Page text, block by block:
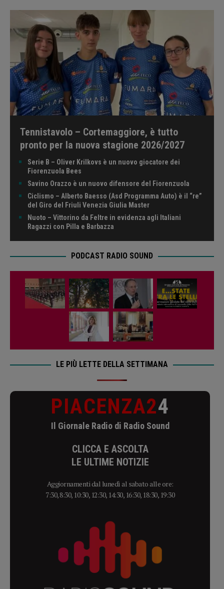
Tennistavolo – Cortemaggiore, è tutto
pronto per la nuova stagione 2026/2027
Serie B – Oliver Krilkovs è un nuovo giocatore dei
Fiorenzuola Bees
Savino Orazzo è un nuovo difensore del Fiorenzuola
Ciclismo – Alberto Baesso (Asd Programma Auto) è il “re”
del Giro del Friuli Venezia Giulia Master
Nuoto – Vittorino da Feltre in evidenza agli Italiani
Ragazzi con Pilla e Barbazza
PODCAST RADIO SOUND
LE PIÙ LETTE DELLA SETTIMANA
PIACENZA24
Il Giornale Radio di Radio Sound
CLICCA E ASCOLTA
LE ULTIME NOTIZIE
Aggiornamenti dal lunedì al sabato alle ore:
7:30, 8:30, 10:30, 12:30, 14:30, 16:30, 18:30, 19:30